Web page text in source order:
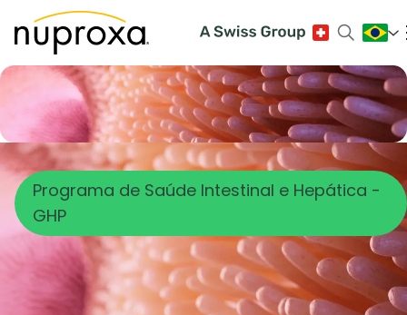
Programa de Saúde Intestinal e Hepática -
GHP